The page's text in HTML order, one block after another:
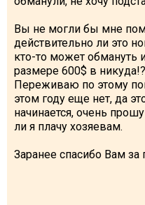
Вы не могли бы мне
действительно ли это
кто-то может обмануть
размере 600$ в
Переживаю по этому
этом году еще нет, да
начинается, очень
ли я плачу хозяевам.
Заранее спасибо Вам